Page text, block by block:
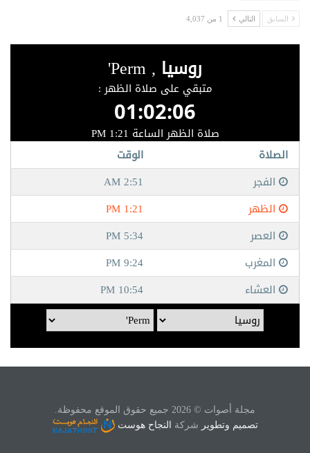
السابق التالي 1 من 4,037
مجلة أصوات © 2026 جميع حقوق الموقع محفوظة.
تصميم وتطوير شركة النجاح هوست